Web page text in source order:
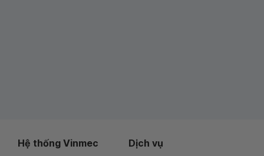
Hệ thống Vinmec Dịch vụ